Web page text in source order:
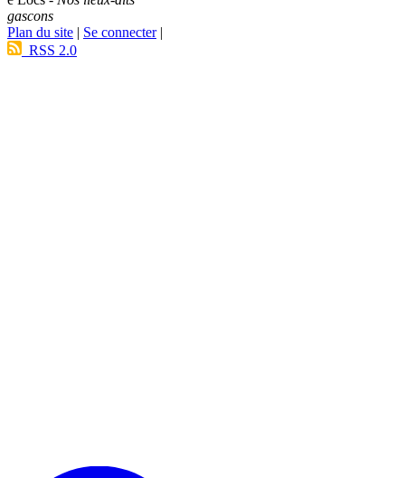
gascons
Plan du site | Se connecter|
RSS 2.0